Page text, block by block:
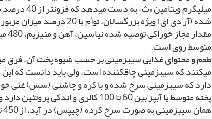
میلى‏گرم
متوسط روى است.
طعم و محتواى غذایى سیب‏زمینى بر حسب شیوه پخت آن، فرق
مى‏کنند که سیب‏زمینى چاق‏کننده است، ولى باید دانست که
دارد که سیب‏زمینى سرخ شده و با کره و چاشنى (سس) غنى
پخته متوسط یا آب‏پز بین 60 تا 100 کالرى و